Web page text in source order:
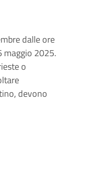
dalle ore
maggio 2025.
o
devono